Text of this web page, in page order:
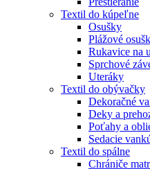
Textil do kúpeľne
Osušky
Plážové
Rukavice na
Sprchové
Uteráky
Textil do obývačky
Dekoračné
Deky a
Poťahy a
Sedacie
Textil do spálne
Chrániče